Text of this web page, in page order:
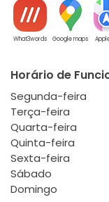
What3words Google maps
Horário de
Segunda-feira
Terça-feira
Quarta-feira
Quinta-feira
Sexta-feira
Sábado
Domingo